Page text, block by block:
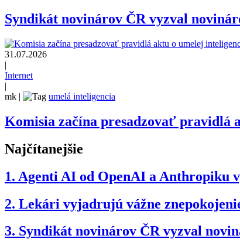
Syndikát novinárov ČR vyzval
31.07.2026
|
Internet
|
mk | umelá inteligencia
Komisia začína presadzovať pravidlá
Najčítanejšie
1. Agenti AI od OpenAI a Anthropiku
2. Lekári vyjadrujú vážne
3. Syndikát novinárov ČR vyzval